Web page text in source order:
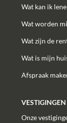
Wat kan ik
Wat worden
Wat zijn de
Wat is mijn
Afspraak
VESTIGINGEN
Onze